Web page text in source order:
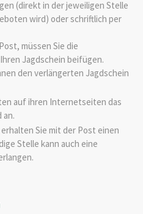
(direkt in der jeweiligen Stelle
wird) oder schriftlich per
müssen Sie die
Jagdschein beifügen.
den verlängerten Jagdschein
auf ihren Internetseiten das
an.
Sie mit der Post einen
Stelle kann auch eine